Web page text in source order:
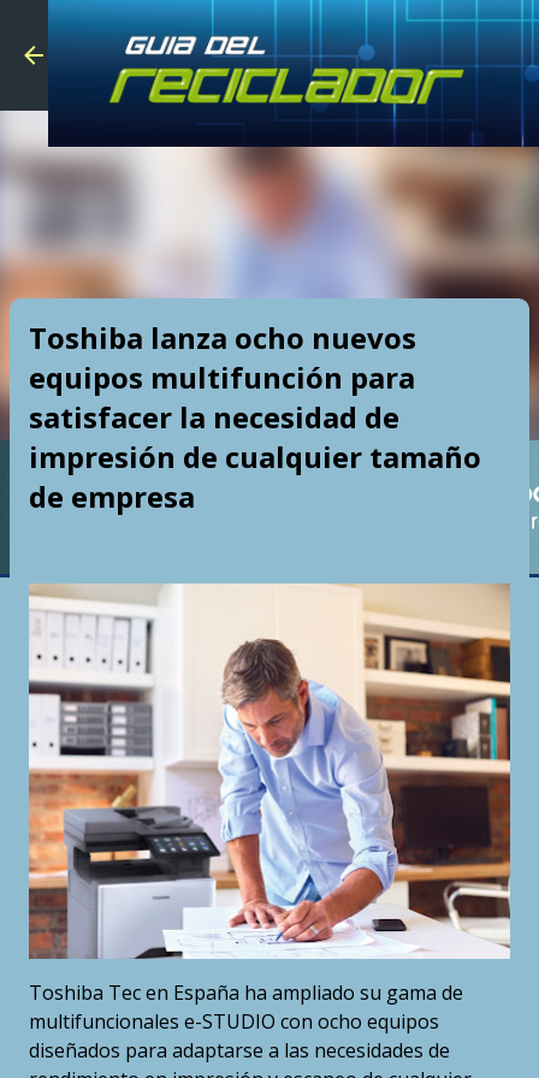
Skip to
Toshiba lanza ocho nuevos
equipos multifunción para
satisfacer la necesidad de
impresión de cualquier tamaño
de empresa
Toshiba Tec en España ha ampliado su gama de
multifuncionales e-STUDIO con ocho equipos
diseñados para adaptarse a las necesidades de